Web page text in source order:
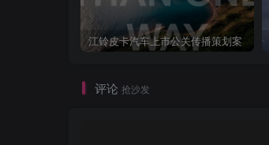
江铃皮卡汽车上市公关传播策划案
评论 抢沙发